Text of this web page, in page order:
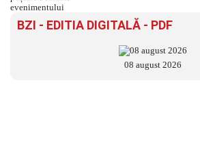
BZI - EDITIA DIGITALĂ - PDF
08 august 2026